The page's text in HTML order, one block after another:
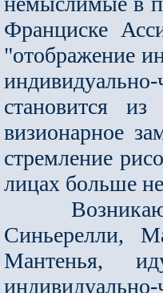
Франциске
"отображение
становится
визионарное
стремление
лицах больше
Синьерелли,
Мантенья,